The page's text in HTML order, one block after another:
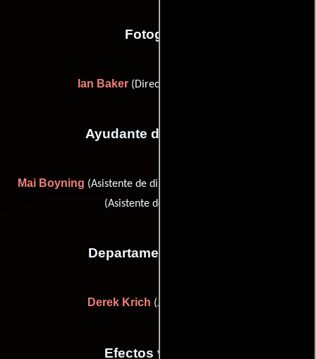
Fotografia
Ian Baker (Director de fotografía)
Ayudante de dirección
Mai Boyning (Asistente de dirección) y
(Asistente de dirección)
Departamento de arte
Derek Krich (Jefe de utilería)
Efectos visuales